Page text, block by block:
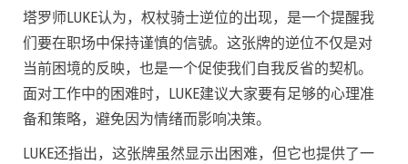
塔罗师LUKE认为，权杖骑士逆位的出现，是一个提醒我
们要在职场中保持谨慎的信號。这张牌的逆位不仅是对
当前困境的反映，也是一个促使我们自我反省的契机。
面对工作中的困难时，LUKE建议大家要有足够的心理准
备和策略，避免因为情绪而影响决策。
LUKE还指出，这张牌虽然显示出困难，但它也提供了一